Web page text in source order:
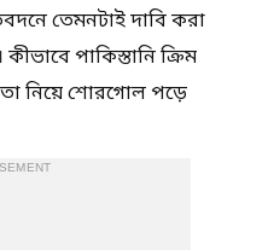
তেমনটাই দাবি করা
পাকিস্তানি ক্রিম
নিয়ে শোরগোল পড়ে